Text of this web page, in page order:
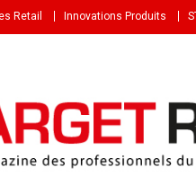
Retail Innovations Produits